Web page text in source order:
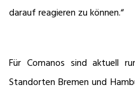
darauf reagieren zu können.“
Für Comanos sind aktuell
Standorten Bremen und